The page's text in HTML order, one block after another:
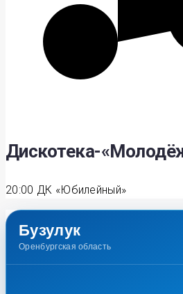
Дискотека-
20:00 ДК «Юбилейный»
Бузулук
Оренбургская область